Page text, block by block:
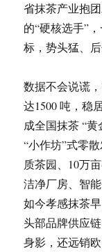
省抹茶产业抱
的“硬核选手”
标，势头猛、后
数据不会说谎
达1500 吨，稳
成全国抹茶 “
“小作坊”式零
质茶园、10万
洁净厂房、智
如今孝感抹茶
头部品牌供应
身影，还远销欧